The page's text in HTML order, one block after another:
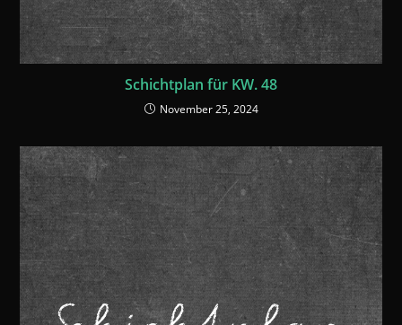
Schichtplan für KW. 48
November 25, 2024